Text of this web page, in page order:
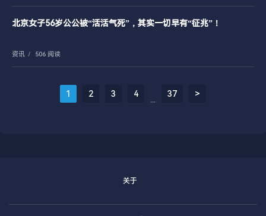
北京女子56岁公公被“活活气死”，其实一切早有“征兆”！
资讯 / 506 阅读
1 2 3 4
...
37 >
关于